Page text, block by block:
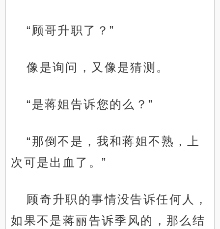
“顾哥升职了？”
像是询问，又像是猜测。
“是蒋姐告诉您的么？”
“那倒不是，我和蒋姐不熟，上
次可是出血了。”
顾奇升职的事情没告诉任何人，
如果不是蒋丽告诉季风的，那么结